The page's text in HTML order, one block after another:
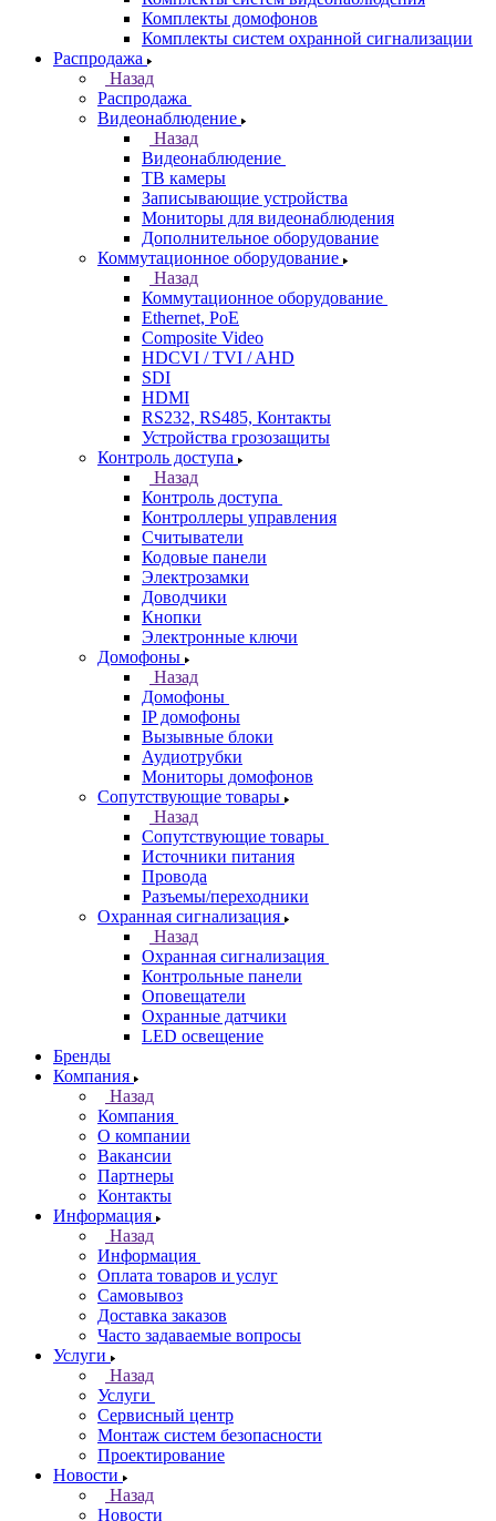
Комплекты домофонов
Комплекты систем охранной сигнализации
Распродажа
Назад
Распродажа
Видеонаблюдение
Назад
Видеонаблюдение
ТВ камеры
Записывающие устройства
Мониторы для видеонаблюдения
Дополнительное оборудование
Коммутационное оборудование
Назад
Коммутационное оборудование
Ethernet, PoE
Composite Video
HDCVI / TVI / AHD
SDI
HDMI
RS232, RS485, Контакты
Устройства грозозащиты
Контроль доступа
Назад
Контроль доступа
Контроллеры управления
Считыватели
Кодовые панели
Электрозамки
Доводчики
Кнопки
Электронные ключи
Домофоны
Назад
Домофоны
IP домофоны
Вызывные блоки
Аудиотрубки
Мониторы домофонов
Сопутствующие товары
Назад
Сопутствующие товары
Источники питания
Провода
Разъемы/переходники
Охранная сигнализация
Назад
Охранная сигнализация
Контрольные панели
Оповещатели
Охранные датчики
LED освещение
Бренды
Компания
Назад
Компания
О компании
Вакансии
Партнеры
Контакты
Информация
Назад
Информация
Оплата товаров и услуг
Самовывоз
Доставка заказов
Часто задаваемые вопросы
Услуги
Назад
Услуги
Сервисный центр
Монтаж систем безопасности
Проектирование
Новости
Назад
Новости